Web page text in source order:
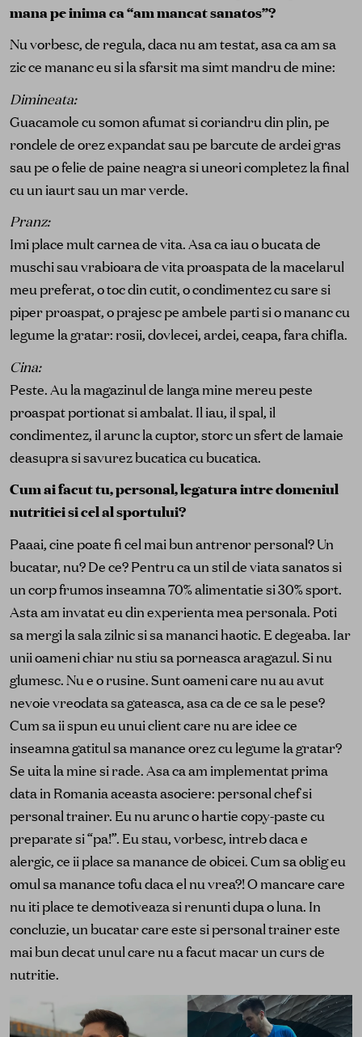
mana pe inima ca “am mancat sanatos”?
Nu vorbesc, de regula, daca nu am testat, asa ca am sa
zic ce mananc eu si la sfarsit ma simt mandru de mine:
Dimineata:
Guacamole cu somon afumat si coriandru din plin, pe
rondele de orez expandat sau pe barcute de ardei gras
sau pe o felie de paine neagra si uneori completez la final
cu un iaurt sau un mar verde.
Pranz:
Imi place mult carnea de vita. Asa ca iau o bucata de
muschi sau vrabioara de vita proaspata de la macelarul
meu preferat, o toc din cutit, o condimentez cu sare si
piper proaspat, o prajesc pe ambele parti si o mananc cu
legume la gratar: rosii, dovlecei, ardei, ceapa, fara chifla.
Cina:
Peste. Au la magazinul de langa mine mereu peste
proaspat portionat si ambalat. Il iau, il spal, il
condimentez, il arunc la cuptor, storc un sfert de lamaie
deasupra si savurez bucatica cu bucatica.
Cum ai facut tu, personal, legatura intre domeniul
nutritiei si cel al sportului?
Paaai, cine poate fi cel mai bun antrenor personal? Un
bucatar, nu? De ce? Pentru ca un stil de viata sanatos si
un corp frumos inseamna 70% alimentatie si 30% sport.
Asta am invatat eu din experienta mea personala. Poti
sa mergi la sala zilnic si sa mananci haotic. E degeaba. Iar
unii oameni chiar nu stiu sa porneasca aragazul. Si nu
glumesc. Nu e o rusine. Sunt oameni care nu au avut
nevoie vreodata sa gateasca, asa ca de ce sa le pese?
Cum sa ii spun eu unui client care nu are idee ce
inseamna gatitul sa manance orez cu legume la gratar?
Se uita la mine si rade. Asa ca am implementat prima
data in Romania aceasta asociere: personal chef si
personal trainer. Eu nu arunc o hartie copy-paste cu
preparate si “pa!”. Eu stau, vorbesc, intreb daca e
alergic, ce ii place sa manance de obicei. Cum sa oblig eu
omul sa manance tofu daca el nu vrea?! O mancare care
nu iti place te demotiveaza si renunti dupa o luna. In
concluzie, un bucatar care este si personal trainer este
mai bun decat unul care nu a facut macar un curs de
nutritie.